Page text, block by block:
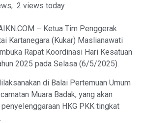
2 views today
– Ketua Tim Penggerak
Kartanegara (Kukar) Maslianawati
Rapat Koordinasi Hari Kesatuan
2025 pada Selasa (6/5/2025).
di Balai Pertemuan Umum
Muara Badak, yang akan
HKG PKK tingkat